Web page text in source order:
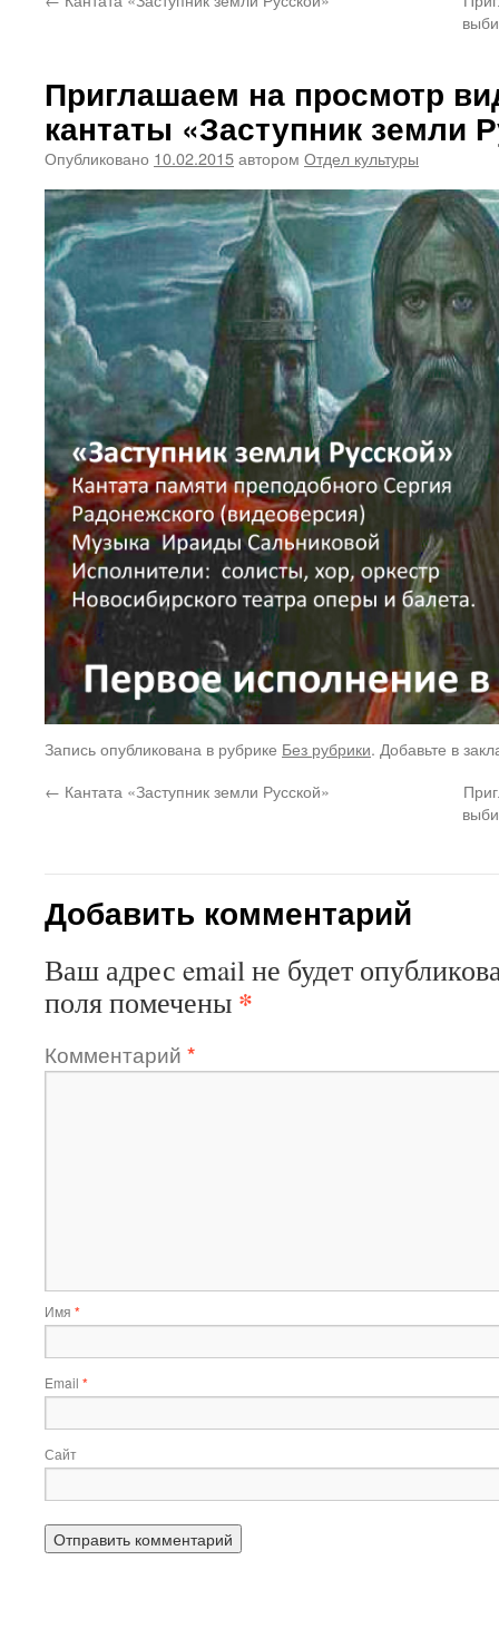
Приглашаем на просмотр
кантаты «Заступник земли
Опубликовано 10.02.2015автором Отдел культуры
Запись опубликована в рубрике Без рубрики. Добавьте в
← Кантата «Заступник земли Русской»
Добавить комментарий
Ваш адрес email не будет
поля помечены *
Комментарий *
Имя *
Email *
Сайт